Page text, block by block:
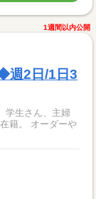
1週間以内公開
週2日/1日3
ダーや